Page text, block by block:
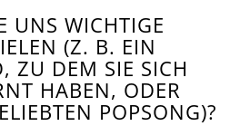
UNS WICHTIGE
(Z. B. EIN
ZU DEM SIE SICH
HABEN, ODER
POPSONG)?